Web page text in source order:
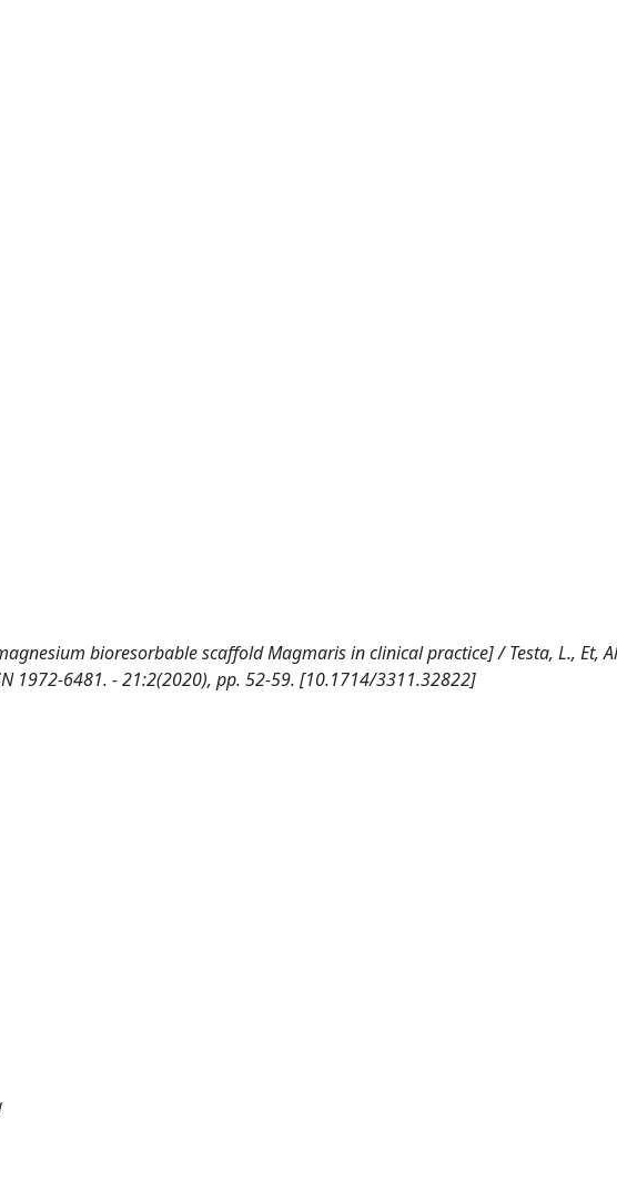
bioresorbable scaffold Magmaris in clinical practice] / Testa, L., Et,
1972-6481. - 21:2(2020), pp. 52-59. [10.1714/3311.32822]